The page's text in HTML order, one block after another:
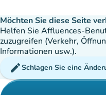
Möchten Sie diese Seite
Helfen Sie Affluences-
zuzugreifen (Verkehr,
Informationen usw.).
editSchlagen Sie eine